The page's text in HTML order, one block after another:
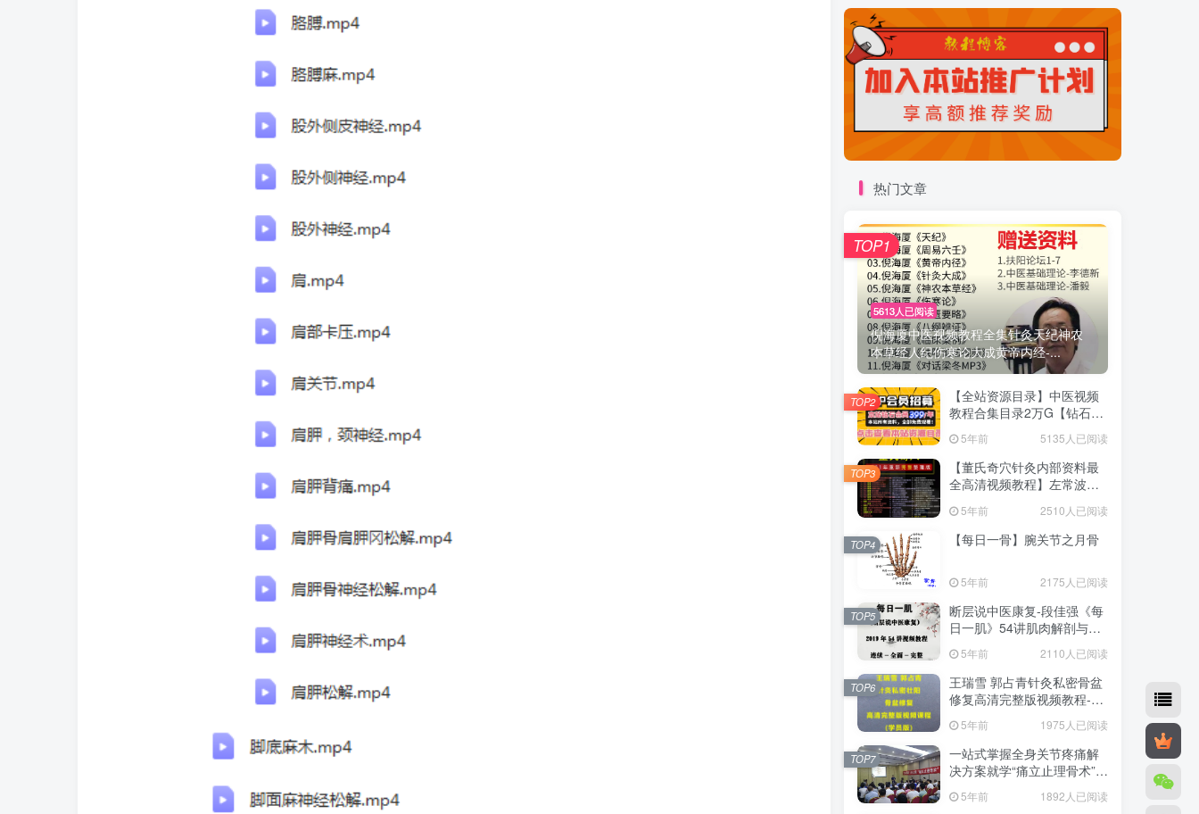
热门文章
5613人已阅读
倪海厦中医视频教程全集针灸天纪神农
本草经人纪伤寒论大成黄帝内经-...
TOP1
【全站资源目录】中医视频
教程合集目录2万G【钻石会
员可看全站资源】
5年前 5135人已阅读
TOP2
【董氏奇穴针灸内部资料最
全高清视频教程】左常波邱
志军十多位老师教学资料-百
度网盘下载
5年前 2510人已阅读
TOP3
【每日一骨】腕关节之月骨
5年前 2175人已阅读
TOP4
断层说中医康复-段佳强《每
日一肌》54讲肌肉解剖与功
载5年前 2110人已阅读
TOP5
王瑞雪 郭占青针灸私密骨盆
修复高清完整版视频教程-百
5年前 1975人已阅读
TOP6
一站式掌握全身关节疼痛解
决方案就学“痛立止理骨术”柔
5年前 1892人已阅读
TOP7